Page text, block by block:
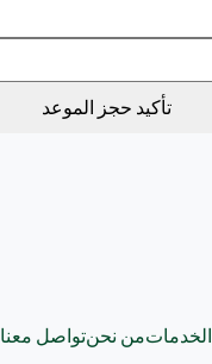
تأكيد حجز الموعد
الخدماتمن نحنتواصل معنا